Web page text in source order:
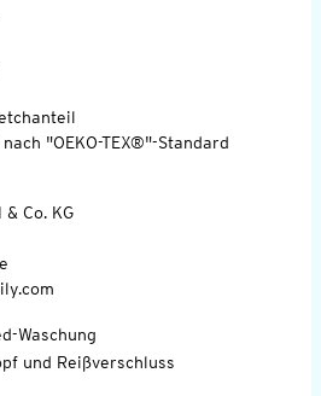
"OEKO-TEX®"-Standard
Co. KG
Waschung
und Reißverschluss